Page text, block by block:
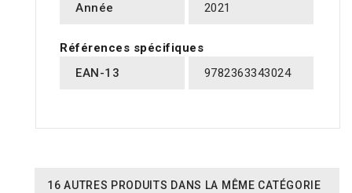
Année 2021
Références spécifiques
EAN-13
9782363343024
16 AUTRES PRODUITS DANS LA MÊME CATÉGORIE